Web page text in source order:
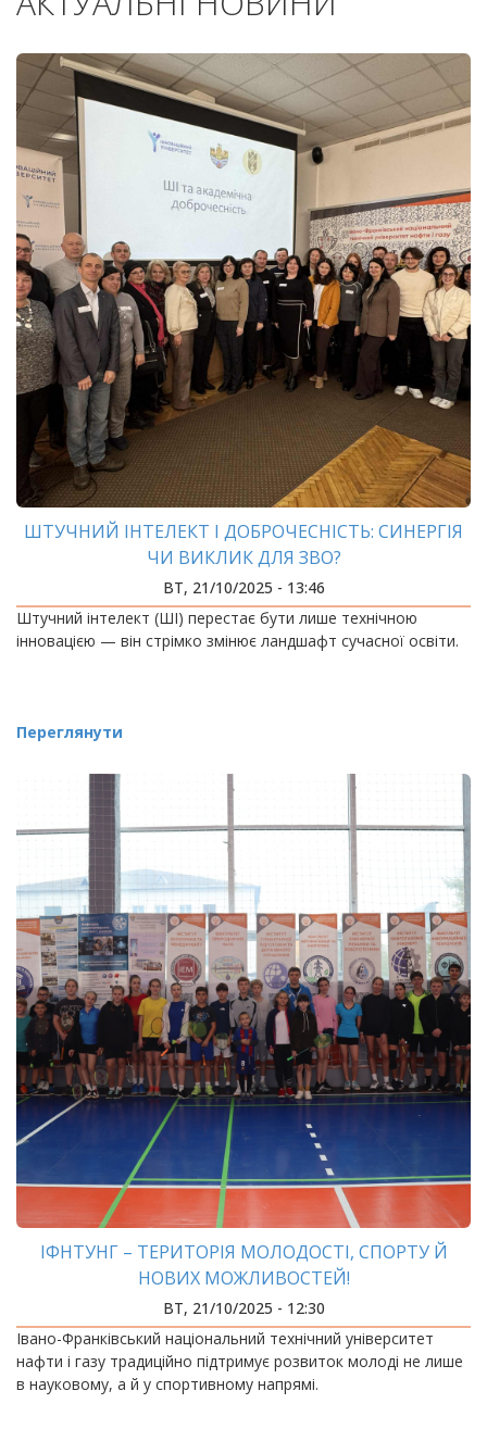
ШТУЧНИЙ ІНТЕЛЕКТ І ДОБРОЧЕСНІСТЬ: СИНЕРГІЯ
ЧИ ВИКЛИК ДЛЯ ЗВО?
ВТ, 21/10/2025 - 13:46
Штучний інтелект (ШІ) перестає бути лише технічною
інновацією — він стрімко змінює ландшафт сучасної освіти.
Переглянути
ІФНТУНГ – ТЕРИТОРІЯ МОЛОДОСТІ, СПОРТУ Й
НОВИХ МОЖЛИВОСТЕЙ!
ВТ, 21/10/2025 - 12:30
Івано-Франківський національний технічний університет
нафти і газу традиційно підтримує розвиток молоді не лише
в науковому, а й у спортивному напрямі.